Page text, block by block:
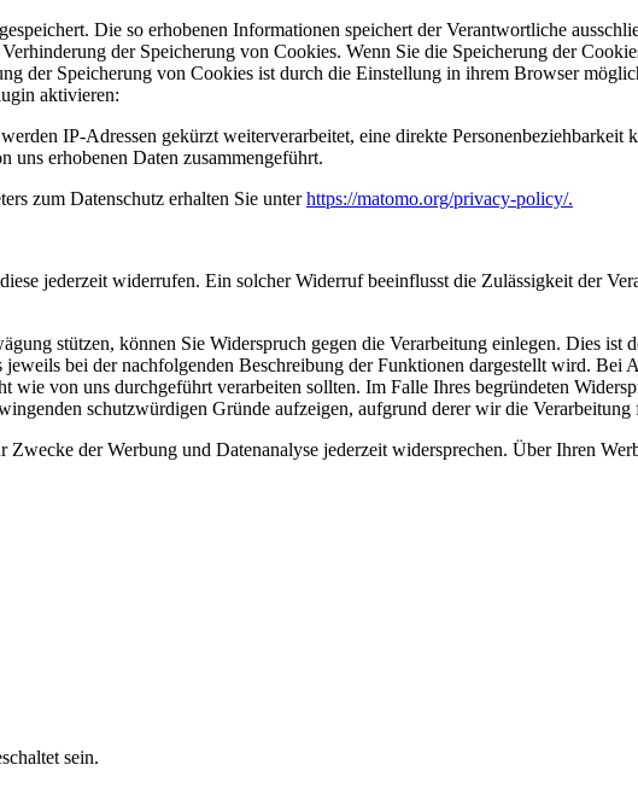
Die so erhobenen Informationen speichert der Verantwortliche
der Speicherung von Cookies. Wenn Sie die Speicherung der
der Speicherung von Cookies ist durch die Einstellung in ihrem Browser
aktivieren:
IP-Adressen gekürzt weiterverarbeitet, eine direkte Personenbeziehbarkeit
erhobenen Daten zusammengeführt.
zum Datenschutz erhalten Sie unterhttps://matomo.org/privacy-policy/.
jederzeit widerrufen. Ein solcher Widerruf beeinflusst die Zulässigkeit der
stützen, können Sie Widerspruch gegen die Verarbeitung einlegen. Dies ist
bei der nachfolgenden Beschreibung der Funktionen dargestellt wird. Bei
von uns durchgeführt verarbeiten sollten. Im Falle Ihres begründeten
schutzwürdigen Gründe aufzeigen, aufgrund derer wir die Verarbeitung
der Werbung und Datenanalyse jederzeit widersprechen. Über Ihren
sein.